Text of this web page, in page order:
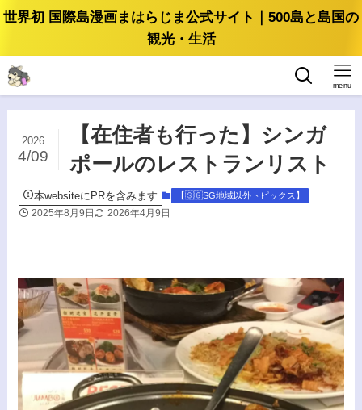
世界初 国際島漫画まはらじま公式サイト｜500島と島国の
観光・生活
menu
【在住者も行った】シンガ
ポールのレストランリスト
2026
4/09
本websiteにPRを含みます 【🇸🇬SG地域以外トピックス】
2025年8月9日 2026年4月9日